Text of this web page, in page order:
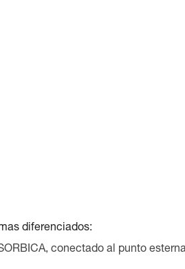
diferenciados:
conectado al punto